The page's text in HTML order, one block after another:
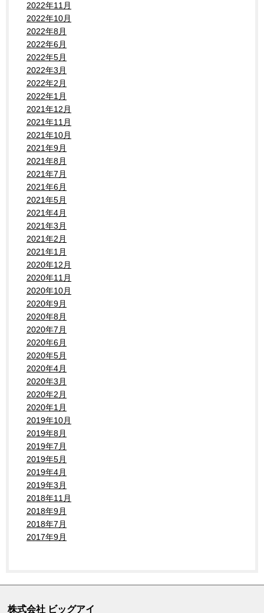
2022年11月
2022年10月
2022年8月
2022年6月
2022年5月
2022年3月
2022年2月
2022年1月
2021年12月
2021年11月
2021年10月
2021年9月
2021年8月
2021年7月
2021年6月
2021年5月
2021年4月
2021年3月
2021年2月
2021年1月
2020年12月
2020年11月
2020年10月
2020年9月
2020年8月
2020年7月
2020年6月
2020年5月
2020年4月
2020年3月
2020年2月
2020年1月
2019年10月
2019年8月
2019年7月
2019年5月
2019年4月
2019年3月
2018年11月
2018年9月
2018年7月
2017年9月
株式会社 ビッグアイ